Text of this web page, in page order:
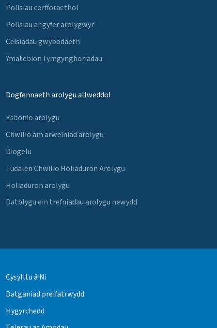
Polisïau corfforaethol
Polisïau ar gyfer arolygwyr
Ceisiadau gwybodaeth
Ymatebion i ymgynghoriadau
Dogfennaeth arolygu allweddol
Esbonio arolygu
Chwilio am arweiniad arolygu
Diogelu
Tudalen Chwilio Holiaduron Arolygu
Holiaduron arolygu
Datblygu ein trefniadau arolygu newydd
Cysylltu â Ni
Datganiad preifatrwydd
Hygyrchedd